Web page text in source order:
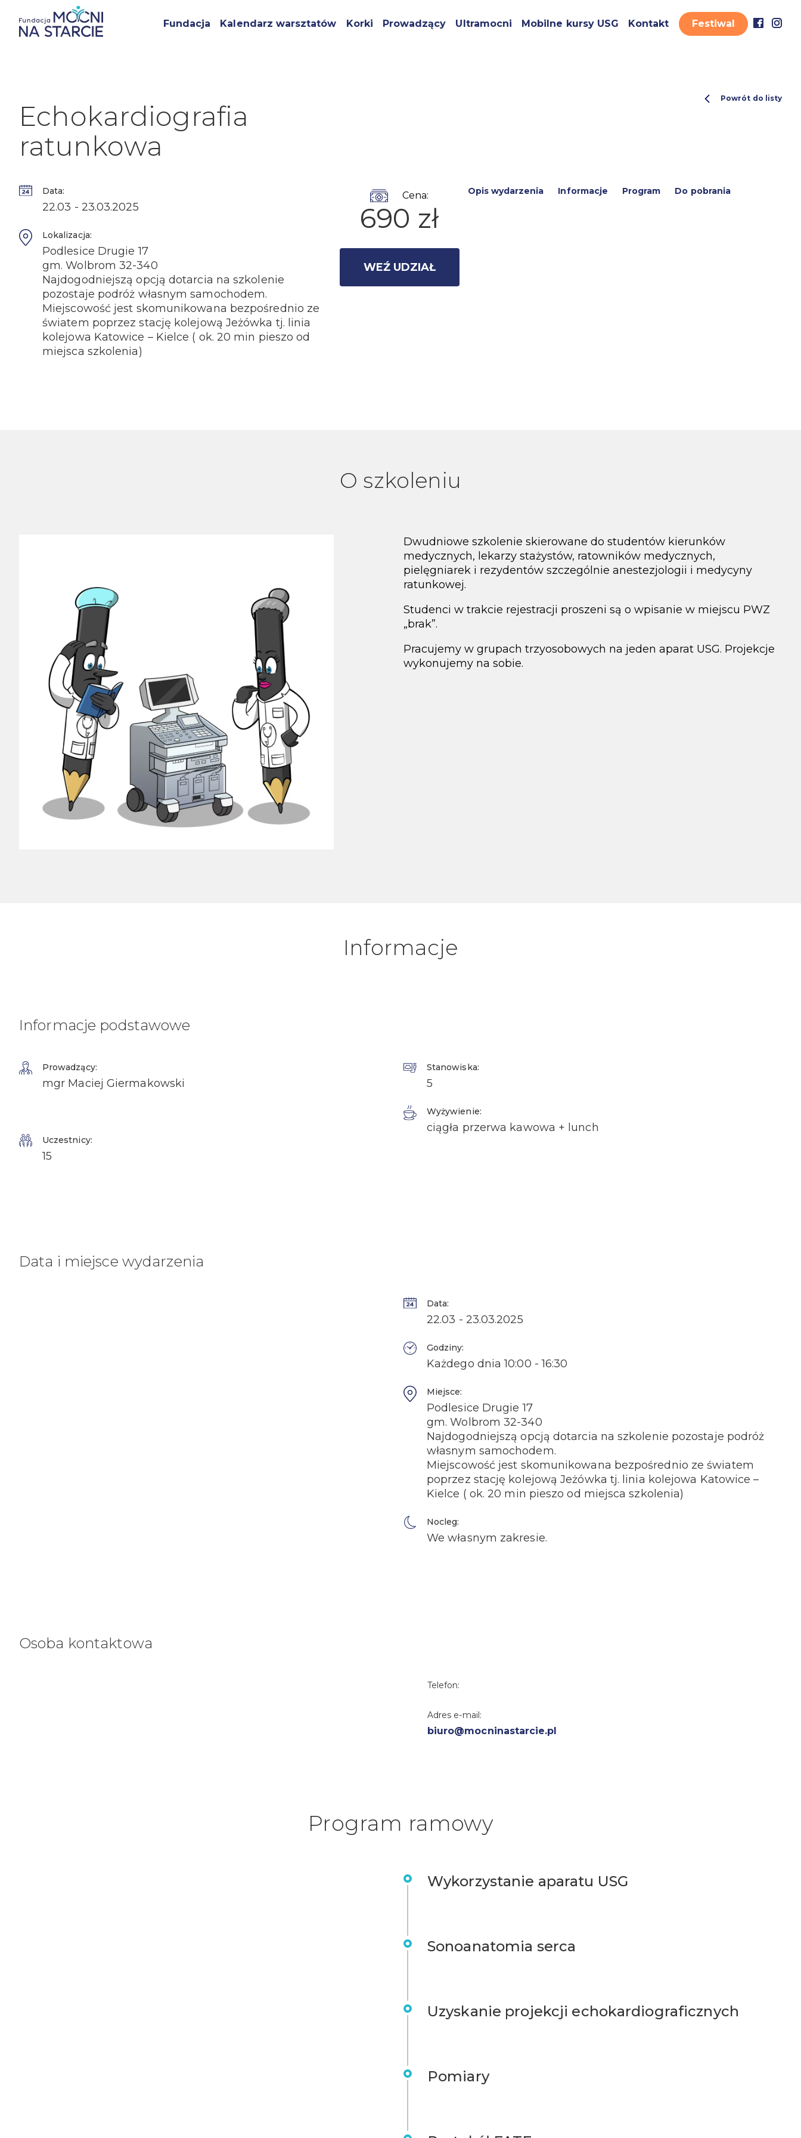
Fundacja Kalendarz warsztatów Korki Prowadzący Ultramocni Mobilne kursy USG Kontakt Festiwal
Echokardiografia
ratunkowa
Powrót do listy
Data:
22.03 - 23.03.2025
Lokalizacja:
Podlesice Drugie 17
gm. Wolbrom 32-340
Najdogodniejszą opcją dotarcia na szkolenie
pozostaje podróż własnym samochodem.
Miejscowość jest skomunikowana bezpośrednio ze
światem poprzez stację kolejową Jeżówka tj. linia
kolejowa Katowice – Kielce ( ok. 20 min pieszo od
miejsca szkolenia)
Cena:
690 zł
WEŹ UDZIAŁ
Opis wydarzenia Informacje Program Do pobrania
O szkoleniu
Dwudniowe szkolenie skierowane do studentów kierunków
medycznych, lekarzy stażystów, ratowników medycznych,
pielęgniarek i rezydentów szczególnie anestezjologii i medycyny
ratunkowej.
Studenci w trakcie rejestracji proszeni są o wpisanie w miejscu PWZ
„brak”.
Pracujemy w grupach trzyosobowych na jeden aparat USG. Projekcje
wykonujemy na sobie.
Informacje
Informacje podstawowe
Prowadzący:
mgr Maciej Giermakowski
Uczestnicy:
15
Stanowiska:
5
Wyżywienie:
ciągła przerwa kawowa + lunch
Data i miejsce wydarzenia
Data:
22.03 - 23.03.2025
Godziny:
Każdego dnia 10:00 - 16:30
Miejsce:
Podlesice Drugie 17
gm. Wolbrom 32-340
Najdogodniejszą opcją dotarcia na szkolenie pozostaje podróż
własnym samochodem.
Miejscowość jest skomunikowana bezpośrednio ze światem
poprzez stację kolejową Jeżówka tj. linia kolejowa Katowice –
Kielce ( ok. 20 min pieszo od miejsca szkolenia)
Nocleg:
We własnym zakresie.
Osoba kontaktowa
Telefon:
Adres e-mail:
biuro@mocninastarcie.pl
Program ramowy
Wykorzystanie aparatu USG
Sonoanatomia serca
Uzyskanie projekcji echokardiograficznych
Pomiary